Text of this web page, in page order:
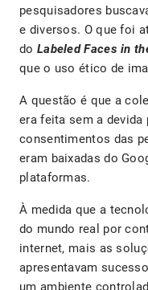
pesquisadores
e diversos. O que foi
do Labeled Faces in
que o uso ético de
A questão é que a
era feita sem a devida
consentimentos das
eram baixadas do
plataformas.
À medida que a
do mundo real por
internet, mais as
apresentavam
um ambiente